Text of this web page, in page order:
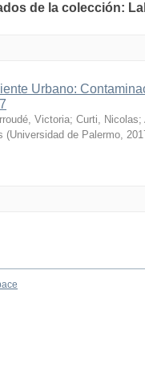
de la colección:
Urbano:
Victoria; Curti, Nicolas;
(Universidad de Palermo,